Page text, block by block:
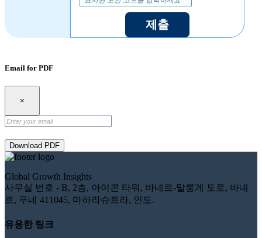
제출
Email for PDF
×
Download PDF
Global Growth Insights
사무실 번호 - B, 2층, 아이콘 타워, 바네르-말룽게 도로, 바네
르, 푸네 411045, 마하라슈트라, 인도.
유용한 링크